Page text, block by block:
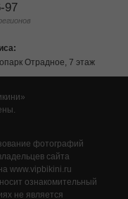
97
Отрадное, 7 этаж
фотографий
сайта
www.vipbikini.ru
ознакомительный
не является